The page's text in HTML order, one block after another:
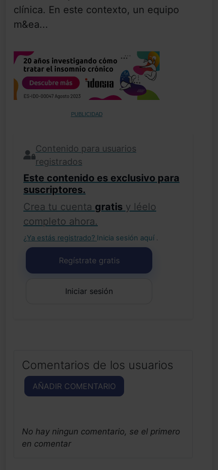
clínica. En este contexto, un equipo
m&ea...
PUBLICIDAD
Contenido para usuarios
registrados
Este contenido es exclusivo para
suscriptores.
Crea tu cuenta gratis y léelo
completo ahora.
¿Ya estás registrado? Inicia sesión aquí .
Regístrate gratis
Iniciar sesión
Comentarios de los usuarios
AÑADIR COMENTARIO
No hay ningun comentario, se el primero
en comentar